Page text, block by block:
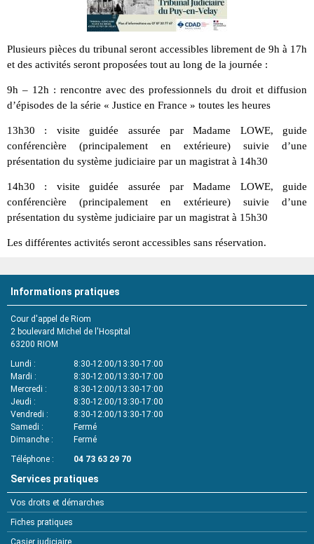
Plusieurs pièces du tribunal seront accessibles librement de 9h à 17h
et des activités seront proposées tout au long de la journée :
9h – 12h : rencontre avec des professionnels du droit et diffusion
d’épisodes de la série « Justice en France » toutes les heures
13h30 : visite guidée assurée par Madame LOWE, guide
conférencière (principalement en extérieure) suivie d’une
présentation du système judiciaire par un magistrat à 14h30
14h30 : visite guidée assurée par Madame LOWE, guide
conférencière (principalement en extérieure) suivie d’une
présentation du système judiciaire par un magistrat à 15h30
Les différentes activités seront accessibles sans réservation.
Informations pratiques
Cour d'appel de Riom
2 boulevard Michel de l'Hospital
63200 RIOM
Lundi
8:30-12:00/13:30-17:00
Mardi
8:30-12:00/13:30-17:00
Mercredi
8:30-12:00/13:30-17:00
Jeudi
8:30-12:00/13:30-17:00
Vendredi
8:30-12:00/13:30-17:00
Samedi
Fermé
Dimanche
Fermé
Téléphone
04 73 63 29 70
Services pratiques
Vos droits et démarches
Fiches pratiques